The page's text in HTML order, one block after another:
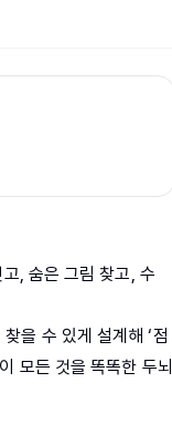
, 숨은 그림 찾고, 수
을 수 있게 설계해 ‘점
모든 것을 똑똑한 두뇌